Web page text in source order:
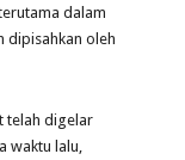
dalam
dipisahkan oleh
telah digelar
waktu lalu,